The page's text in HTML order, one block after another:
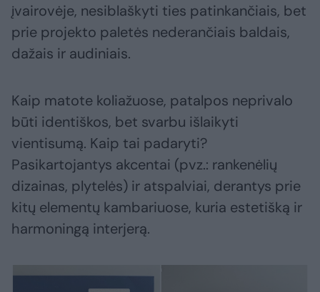
įvairovėje, nesiblaškyti ties patinkančiais, bet
prie projekto paletės nederančiais baldais,
dažais ir audiniais.
Kaip matote koliažuose, patalpos neprivalo
būti identiškos, bet svarbu išlaikyti
vientisumą. Kaip tai padaryti?
Pasikartojantys akcentai (pvz.: rankenėlių
dizainas, plytelės) ir atspalviai, derantys prie
kitų elementų kambariuose, kuria estetišką ir
harmoningą interjerą.